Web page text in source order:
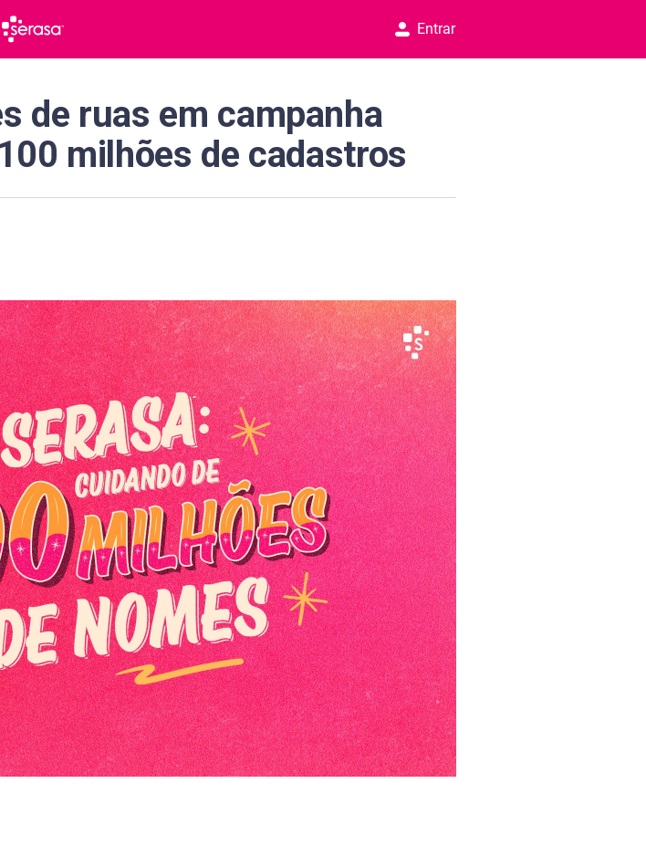
Entrar
de ruas em campanha
milhões de cadastros